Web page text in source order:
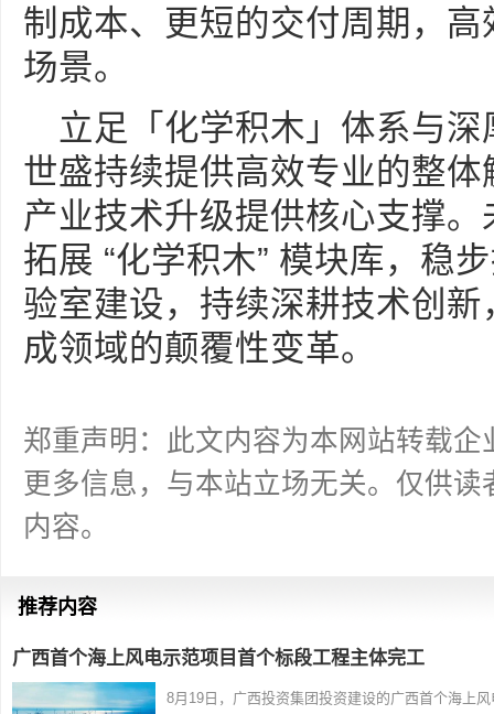
制成本、更短的交付周期，
场景。
立足「化学积木」体系与
世盛持续提供高效专业的整
产业技术升级提供核心支撑
拓展 “化学积木” 模块库，稳
验室建设，持续深耕技术创
成领域的颠覆性变革。
郑重声明：此文内容为本网站转载
更多信息，与本站立场无关。仅供
内容。
推荐内容
广西首个海上风电示范项目首个标段工程主体完工
8月19日，广西投资集团投资建设的广西首个海上